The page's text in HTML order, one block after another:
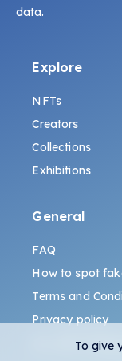
data.
Explore
NFTs
Creators
Collections
Exhibitions
General
FAQ
How to spot
Terms and
Privacy policy
ALL.ARTTo give